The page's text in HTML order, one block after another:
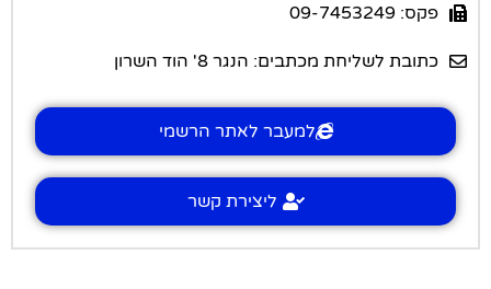
פקס: 09-7453249
כתובת לשליחת מכתבים: הנגר 8' הוד השרון
למעבר לאתר הרשמי
ליצירת קשר